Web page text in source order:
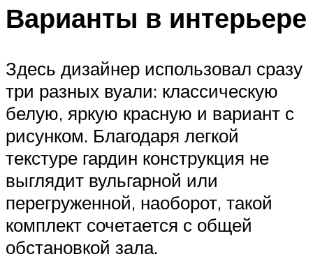
Варианты в интерьере
Здесь дизайнер использовал сразу
три разных вуали: классическую
белую, яркую красную и вариант с
рисунком. Благодаря легкой
текстуре гардин конструкция не
выглядит вульгарной или
перегруженной, наоборот, такой
комплект сочетается с общей
обстановкой зала.